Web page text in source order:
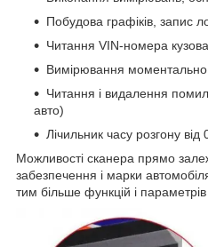
Побудова графіків, запис
Читання VIN-номера
Вимірювання
Читання і видалення
авто)
Лічильник часу розгону
Можливості сканера прямо
забезпечення і марки
тим більше функцій і